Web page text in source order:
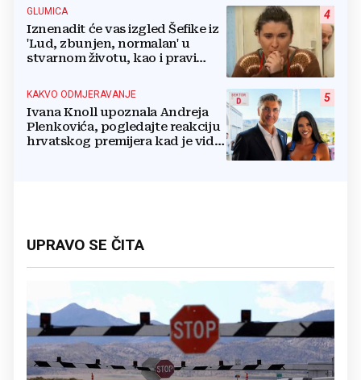
4
GLUMICA
Iznenadit će vas izgled Šefike iz
'Lud, zbunjen, normalan' u
stvarnom životu, kao i pravi
5
KAKVO ODMJERAVANJE
Ivana Knoll upoznala Andreja
Plenkovića, pogledajte reakciju
hrvatskog premijera kad je vidio
UPRAVO SE ČITA